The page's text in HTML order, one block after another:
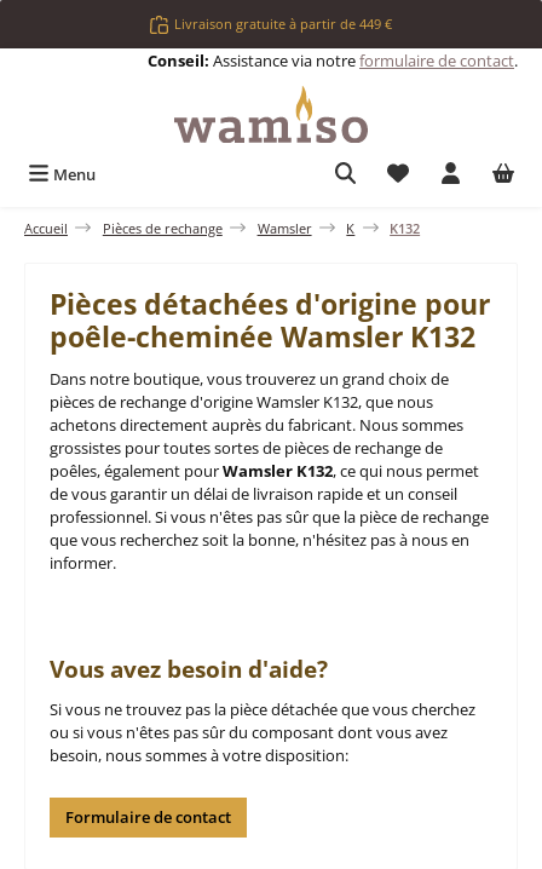
Passer au contenu principalLivraison gratuite à partir de 449 €
Conseil: Assistance via notreformulaire de contact.
Menu Vous avez 0
Accueil Pièces de rechange Wamsler K K132
Pièces détachées d'origine pour
poêle-cheminée Wamsler K132
Dans notre boutique, vous trouverez un grand choix de
pièces de rechange d'origine Wamsler K132, que nous
achetons directement auprès du fabricant. Nous sommes
grossistes pour toutes sortes de pièces de rechange de
poêles, également pourWamsler K132, ce qui nous permet
de vous garantir un délai de livraison rapide et un conseil
professionnel. Si vous n'êtes pas sûr que la pièce de rechange
que vous recherchez soit la bonne, n'hésitez pas à nous en
informer.
Vous avez besoin d'aide?
Si vous ne trouvez pas la pièce détachée que vous cherchez
ou si vous n'êtes pas sûr du composant dont vous avez
besoin, nous sommes à votre disposition:
Formulaire de contact